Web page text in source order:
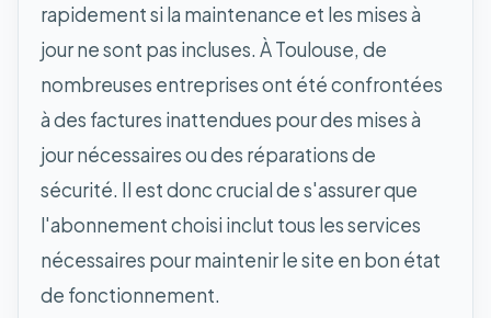
rapidement si la maintenance et les mises à
jour ne sont pas incluses. À Toulouse, de
nombreuses entreprises ont été confrontées
à des factures inattendues pour des mises à
jour nécessaires ou des réparations de
sécurité. Il est donc crucial de s'assurer que
l'abonnement choisi inclut tous les services
nécessaires pour maintenir le site en bon état
de fonctionnement.